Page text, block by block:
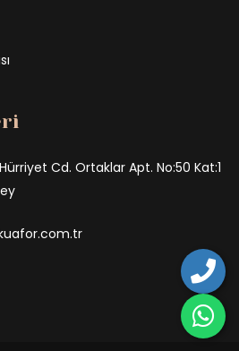
Cd. Ortaklar Apt. No:50 Kat:1